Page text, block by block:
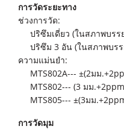
การวัดระยะทาง
ช่วงการวัด:
ปริซึมเดี่ยว (ในสภาพบรร
ปริซึม 3 อัน (ในสภาพบรร
ความแม่นยำ:
MTS802A--- ±(2มม
MTS802--- (3 มม
MTS805--- ±(3มม
การวัดมุม